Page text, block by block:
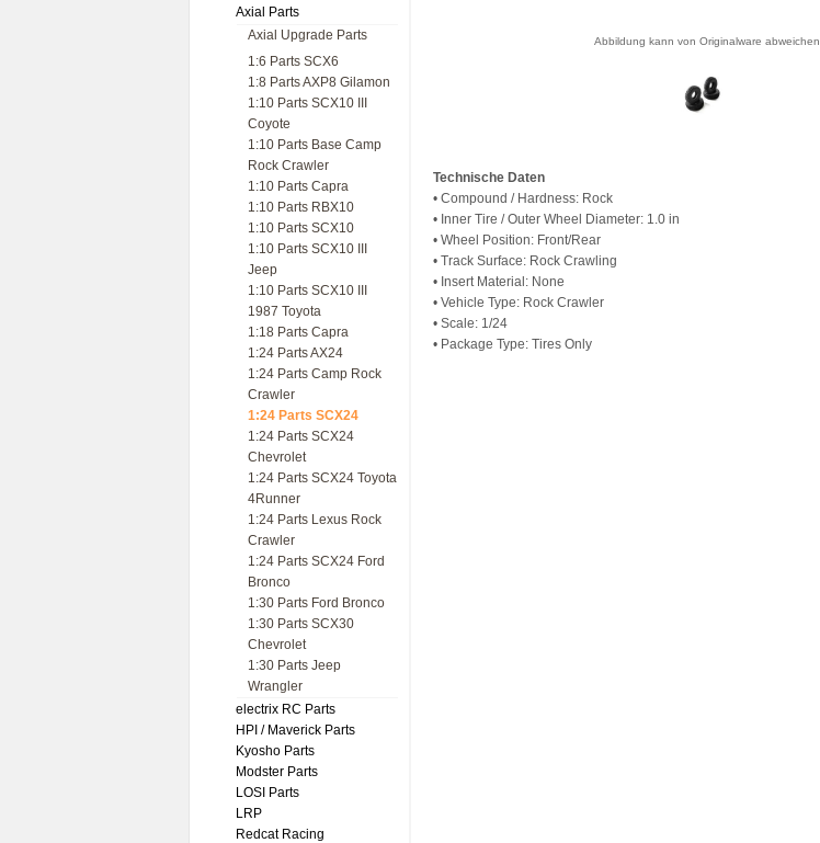
Axial Parts
Axial Upgrade Parts
1:6 Parts SCX6
1:8 Parts AXP8 Gilamon
1:10 Parts SCX10 III
Coyote
1:10 Parts Base Camp
Rock Crawler
1:10 Parts Capra
1:10 Parts RBX10
1:10 Parts SCX10
1:10 Parts SCX10 III
Jeep
1:10 Parts SCX10 III
1987 Toyota
1:18 Parts Capra
1:24 Parts AX24
1:24 Parts Camp Rock
Crawler
1:24 Parts SCX24
1:24 Parts SCX24
Chevrolet
1:24 Parts SCX24 Toyota
4Runner
1:24 Parts Lexus Rock
Crawler
1:24 Parts SCX24 Ford
Bronco
1:30 Parts Ford Bronco
1:30 Parts SCX30
Chevrolet
1:30 Parts Jeep
Wrangler
electrix RC Parts
HPI / Maverick Parts
Kyosho Parts
Modster Parts
LOSI Parts
LRP
Redcat Racing
Abbildung kann von Originalware abweichen
Technische Daten
• Compound / Hardness: Rock
• Inner Tire / Outer Wheel Diameter: 1.0 in
• Wheel Position: Front/Rear
• Track Surface: Rock Crawling
• Insert Material: None
• Vehicle Type: Rock Crawler
• Scale: 1/24
• Package Type: Tires Only